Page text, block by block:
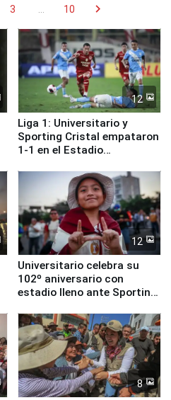
3 10 chevron_right
12
Liga 1: Universitario y
Sporting Cristal empataron
1-1 en el Estadio
12
Universitario celebra su
102º aniversario con
estadio lleno ante Sporting
8